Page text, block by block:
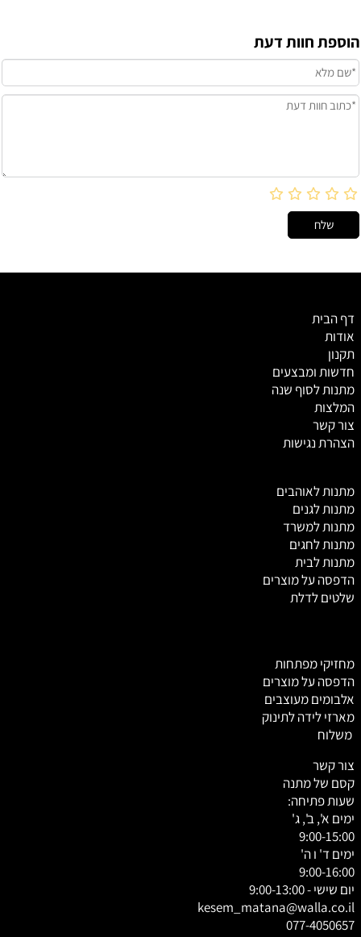
הוספת חוות דעת
דף הבית
אודות
תקנון
חדשות ומבצעים
מתנות לסוף שנה
המלצות
צור קשר
הצהרת נגישות
מתנות לאוהבים
מתנות לגנים
מתנות למשרד
מתנות לחגים
מתנות לבית
הדפסה על מוצרים
שלטים לדלת
מחזיקי מפתחות
הדפסה על מוצרים
אלבומים מעוצבים
מארזי לידה לתינוק
משלוח
צור קשר
קסם של מתנה
שעות פתיחה:
ימים א', ב', ג'
9:00-15:00
ימים ד' ו ה'
9:00-16:00
יום שישי - 9:00-13:00
kesem_matana@walla.co.il
077-4050657